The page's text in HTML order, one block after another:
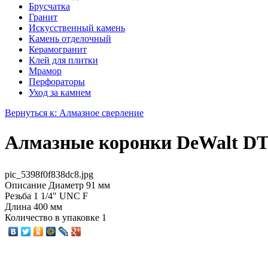
Брусчатка
Гранит
Искусственный камень
Камень отделочный
Керамогранит
Клей для плитки
Мрамор
Перфораторы
Уход за камнем
Вернуться к: Алмазное сверление
Алмазные коронки DeWalt
pic_5398f0f838dc8.jpg
Описание Диаметр 91 мм
Резьба 1 1/4" UNC F
Длина 400 мм
Количество в упаковке 1